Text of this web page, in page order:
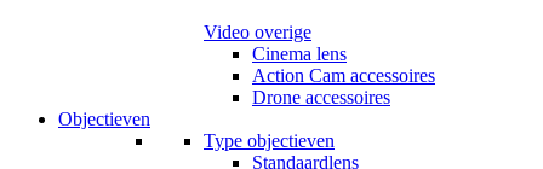
Video overige
Cinema lens
Action Cam accessoires
Drone accessoires
Objectieven
Type objectieven
Standaardlens